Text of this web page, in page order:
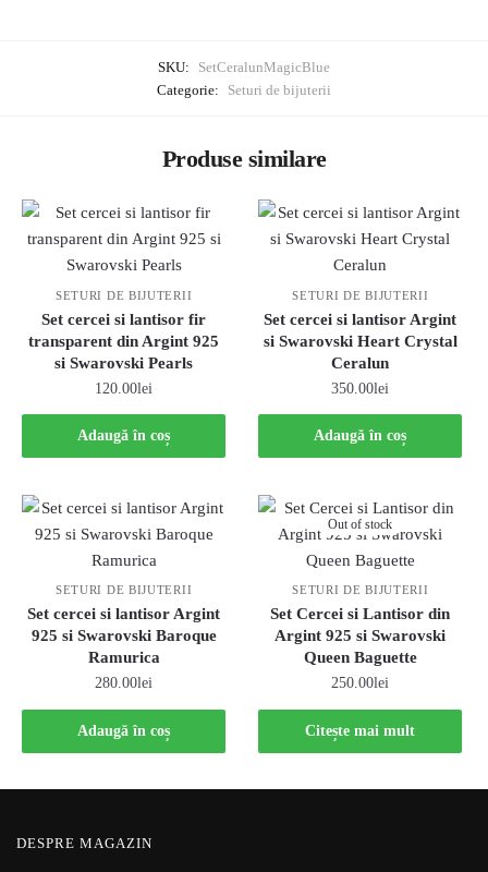
SKU:
SetCeralunMagicBlue
Categorie:
Seturi de bijuterii
Produse similare
SETURI DE BIJUTERII
Set cercei si lantisor fir
transparent din Argint 925
si Swarovski Pearls
120.00lei
Adaugă în coș
SETURI DE BIJUTERII
Set cercei si lantisor Argint
si Swarovski Heart Crystal
Ceralun
350.00lei
Adaugă în coș
SETURI DE BIJUTERII
Set cercei si lantisor Argint
925 si Swarovski Baroque
Ramurica
280.00lei
Adaugă în coș
Out of stock
SETURI DE BIJUTERII
Set Cercei si Lantisor din
Argint 925 si Swarovski
Queen Baguette
250.00lei
Citește mai mult
DESPRE MAGAZIN